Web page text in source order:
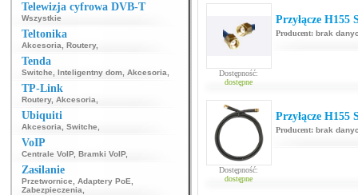
Telewizja cyfrowa DVB-T
Wszystkie
Teltonika
Akcesoria Routery,
Tenda
Switche Inteligentny dom Akcesoria
TP-Link
Routery, Akcesoria
Ubiquiti
Akcesoria Switche
VoIP
Centrale VoIP, Bramki VoIP,
Zasilanie
Przetwornice Adaptery PoE
Zabezpieczenia
Dostępność:
dostępne
Przyłącze
Producent: brak
Dostępność:
dostępne
Przyłącze
Producent: brak